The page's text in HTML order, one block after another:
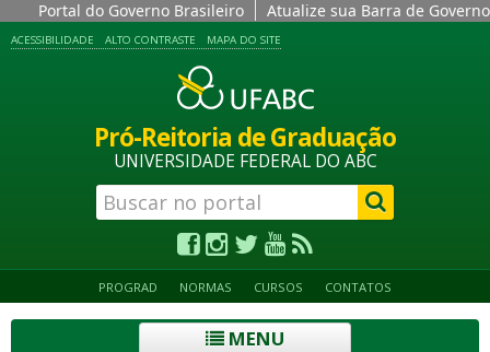
Portal do Governo Brasileiro Atualize sua Barra de Governo
ACESSIBILIDADE ALTO CONTRASTE MAPA DO SITE
Pró-Reitoria de Graduação
UNIVERSIDADE FEDERAL DO ABC
PROGRAD NORMAS CURSOS CONTATOS
MENU